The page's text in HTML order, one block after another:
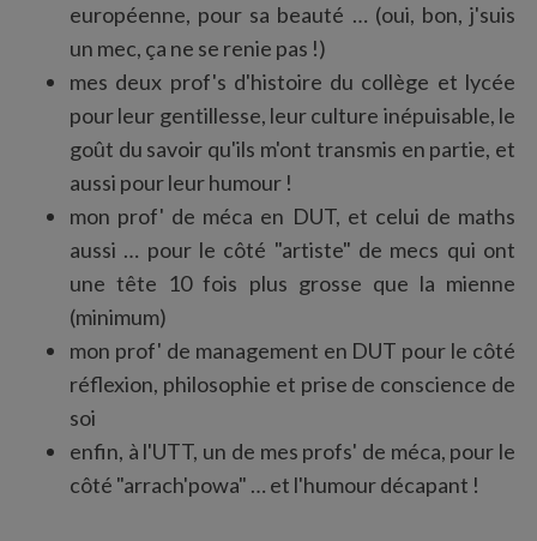
européenne, pour sa beauté … (oui, bon, j'suis
un mec, ça ne se renie pas !)
mes deux prof's d'histoire du collège et lycée
pour leur gentillesse, leur culture inépuisable, le
goût du savoir qu'ils m'ont transmis en partie, et
aussi pour leur humour !
mon prof' de méca en DUT, et celui de maths
aussi … pour le côté "artiste" de mecs qui ont
une tête 10 fois plus grosse que la mienne
(minimum)
mon prof' de management en DUT pour le côté
réflexion, philosophie et prise de conscience de
soi
enfin, à l'UTT, un de mes profs' de méca, pour le
côté "arrach'powa" … et l'humour décapant !